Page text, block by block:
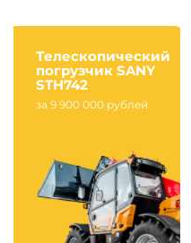
Телескопический
погрузчик SANY
STH742
за 9 900 000 рублей